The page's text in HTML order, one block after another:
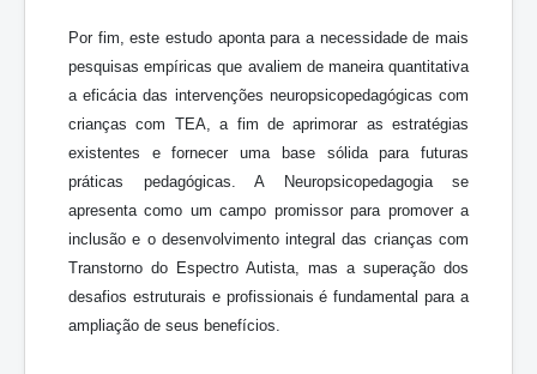
Por fim, este estudo aponta para a necessidade de mais
pesquisas empíricas que avaliem de maneira quantitativa
a eficácia das intervenções neuropsicopedagógicas com
crianças com TEA, a fim de aprimorar as estratégias
existentes e fornecer uma base sólida para futuras
práticas pedagógicas. A Neuropsicopedagogia se
apresenta como um campo promissor para promover a
inclusão e o desenvolvimento integral das crianças com
Transtorno do Espectro Autista, mas a superação dos
desafios estruturais e profissionais é fundamental para a
ampliação de seus benefícios.